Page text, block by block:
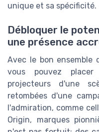
unique et sa spécificité.
Débloquer le
une présence
Avec le bon ensemble
vous pouvez
projecteurs d'une
retombées d'une
l'admiration, comme
Origin, marques